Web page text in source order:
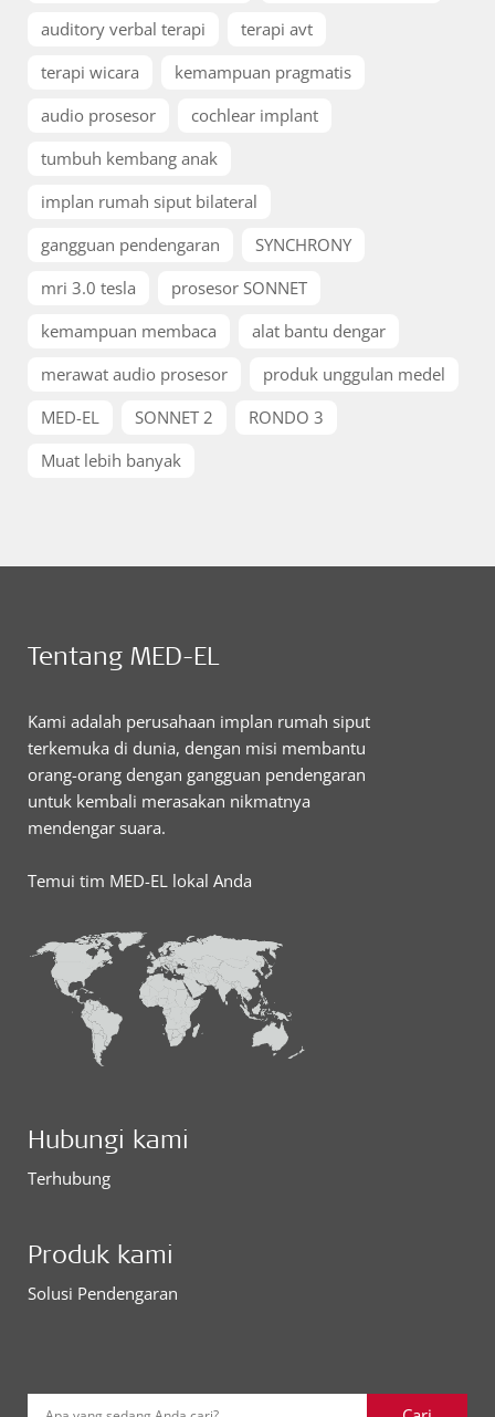
auditory verbal terapi
terapi avt
terapi wicara
kemampuan pragmatis
audio prosesor
cochlear implant
tumbuh kembang anak
implan rumah siput bilateral
gangguan pendengaran
SYNCHRONY
mri 3.0 tesla
prosesor SONNET
kemampuan membaca
alat bantu dengar
merawat audio prosesor
produk unggulan medel
MED-EL
SONNET 2
RONDO 3
Muat lebih banyak
Tentang MED-EL
Kami adalah perusahaan implan rumah siput
terkemuka di dunia, dengan misi membantu
orang-orang dengan gangguan pendengaran
untuk kembali merasakan nikmatnya
mendengar suara.
Temui tim MED-EL lokal Anda
Hubungi kami
Terhubung
Produk kami
Solusi Pendengaran